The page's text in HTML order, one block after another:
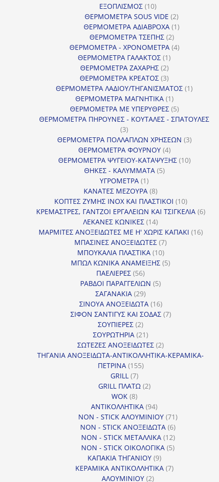
ΕΞΟΠΛΙΣΜΟΣ 1010
προϊόντα
ΘΕΡΜΟΜΕΤΡΑ SOUS VIDE 22
προϊόντα
ΘΕΡΜΟΜΕΤΡΑ ΑΔΙΑΒΡΟΧΑ 11
ΘΕΡΜΟΜΕΤΡΑ ΤΣΕΠΗΣ 22
προϊόντα
ΘΕΡΜΟΜΕΤΡΑ - ΧΡΟΝΟΜΕΤΡΑ 44
ΘΕΡΜΟΜΕΤΡΑ ΓΑΛΑΚΤΟΣ 11
προϊόν
ΘΕΡΜΟΜΕΤΡΑ ΖΑΧΑΡΗΣ 22
προϊόντα
ΘΕΡΜΟΜΕΤΡΑ ΚΡΕΑΤΟΣ 33
προϊόντα
ΘΕΡΜΟΜΕΤΡΑ ΛΑΔΙΟΥ/ΤΗΓΑΝΙΣΜΑΤΟΣ 11
ΘΕΡΜΟΜΕΤΡΑ ΜΑΓΝΗΤΙΚΑ 11
προϊόν
ΘΕΡΜΟΜΕΤΡΑ ΜΕ ΥΠΕΡΥΘΡΕΣ 55
προϊόντα
ΘΕΡΜΟΜΕΤΡΑ ΠΗΡΟΥΝΕΣ - ΚΟΥΤΑΛΕΣ - ΣΠΑΤΟΥΛΕΣ
33
προϊόντα
ΘΕΡΜΟΜΕΤΡΑ ΠΟΛΛΑΠΛΩΝ ΧΡΗΣΕΩΝ 33
ΘΕΡΜΟΜΕΤΡΑ ΦΟΥΡΝΟΥ 44
προϊόντα
ΘΕΡΜΟΜΕΤΡΑ ΨΥΓΕΙΟΥ-ΚΑΤΑΨΥΞΗΣ 1010
ΘΗΚΕΣ - ΚΑΛΥΜΜΑΤΑ 55
ΥΓΡΟΜΕΤΡΑ 11
προϊόν
ΚΑΝΑΤΕΣ ΜΕΖΟΥΡΑ 88
προϊόντα
ΚΟΠΤΕΣ ΖΥΜΗΣ INOX ΚΑΙ ΠΛΑΣΤΙΚΟΙ 1010
προϊόντα
ΚΡΕΜΑΣΤΡΕΣ, ΓΑΝΤΖΟΙ ΕΡΓΑΛΕΙΩΝ ΚΑΙ ΤΣΙΓΚΕΛΙΑ 66
ΛΕΚΑΝΕΣ ΚΩΝΙΚΕΣ 1414
προϊόντα
ΜΑΡΜΙΤΕΣ ΑΝΟΞΕΙΔΩΤΕΣ ΜΕ Η' ΧΩΡΙΣ ΚΑΠΑΚΙ 1616
ΜΠΑΣΙΝΕΣ ΑΝΟΞΕΙΔΩΤΕΣ 77
ΜΠΟΥΚΑΛΙΑ ΠΛΑΣΤΙΚΑ 1010
προϊόντα
ΜΠΩΛ ΚΩΝΙΚΑ ΑΝΑΜΕΙΞΗΣ 55
ΠΑΕΛΙΕΡΕΣ 5656
προϊόντα
ΡΑΒΔΟΙ ΠΑΡΑΓΓΕΛΙΩΝ 55
ΣΑΓΑΝΑΚΙΑ 2929
προϊόντα
ΣΙΝΟΥΑ ΑΝΟΞΕΙΔΩΤΑ 1616
προϊόντα
ΣΙΦΟΝ ΣΑΝΤΙΓΥΣ ΚΑΙ ΣΟΔΑΣ 77
ΣΟΥΠΙΕΡΕΣ 22
προϊόντα
ΣΟΥΡΩΤΗΡΙΑ 2121
προϊόντα
ΣΩΤΕΖΕΣ ΑΝΟΞΕΙΔΩΤΕΣ 22
προϊόντα
ΤΗΓΑΝΙΑ ΑΝΟΞΕΙΔΩΤΑ-ΑΝΤΙΚΟΛΛΗΤΙΚΑ-ΚΕΡΑΜΙΚΑ-
ΠΕΤΡΙΝΑ 155155
GRILL 77
προϊόντα
GRILL ΠΛΑΤΩ 22
WOK 88
προϊόντα
ΑΝΤΙΚΟΛΛΗΤΙΚΑ 9494
προϊόντα
NON - STICK ΑΛΟΥΜΙΝΙΟΥ 7171
προϊόντα
NON - STICK ΑΝΟΞΕΙΔΩΤΑ 66
προϊόντα
NON - STICK ΜΕΤΑΛΛΙΚΑ 1212
προϊόντα
NON - STICK ΟΙΚΟΛΟΓΙΚΑ 55
ΚΑΠΑΚΙΑ ΤΗΓΑΝΙΟΥ 99
προϊόντα
ΚΕΡΑΜΙΚΑ ΑΝΤΙΚΟΛΛΗΤΙΚΑ 77
ΑΛΟΥΜΙΝΙΟΥ 22